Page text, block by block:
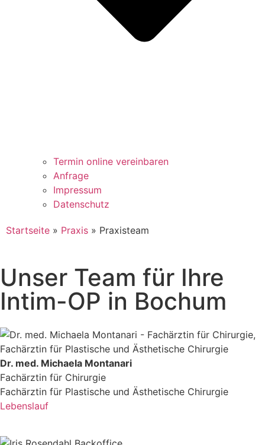
Termin online vereinbaren
Anfrage
Impressum
Datenschutz
Startseite » Praxis » Praxisteam
Unser Team für Ihre
Intim-OP in Bochum
Dr. med. Michaela Montanari
Fachärztin für Chirurgie
Fachärztin für Plastische und Ästhetische Chirurgie
Lebenslauf